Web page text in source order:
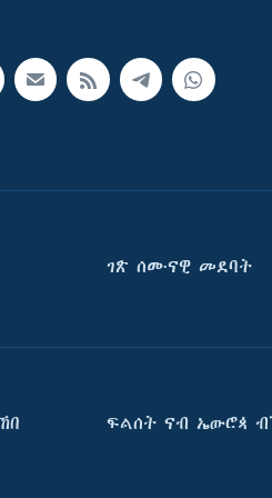
ገጽ ሰሙናዊ መደባት
ፍልሰት ናብ ኤውሮጳ